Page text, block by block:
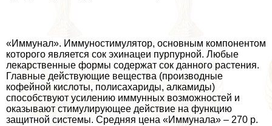
«Иммунал». Иммуностимулятор, основным компонентом
которого является сок эхинацеи пурпурной. Любые
лекарственные формы содержат сок данного растения.
Главные действующие вещества (производные
кофейной кислоты, полисахариды, алкамиды)
способствуют усилению иммунных возможностей и
оказывают стимулирующее действие на функцию
защитной системы. Средняя цена «Иммунала» – 270 р.